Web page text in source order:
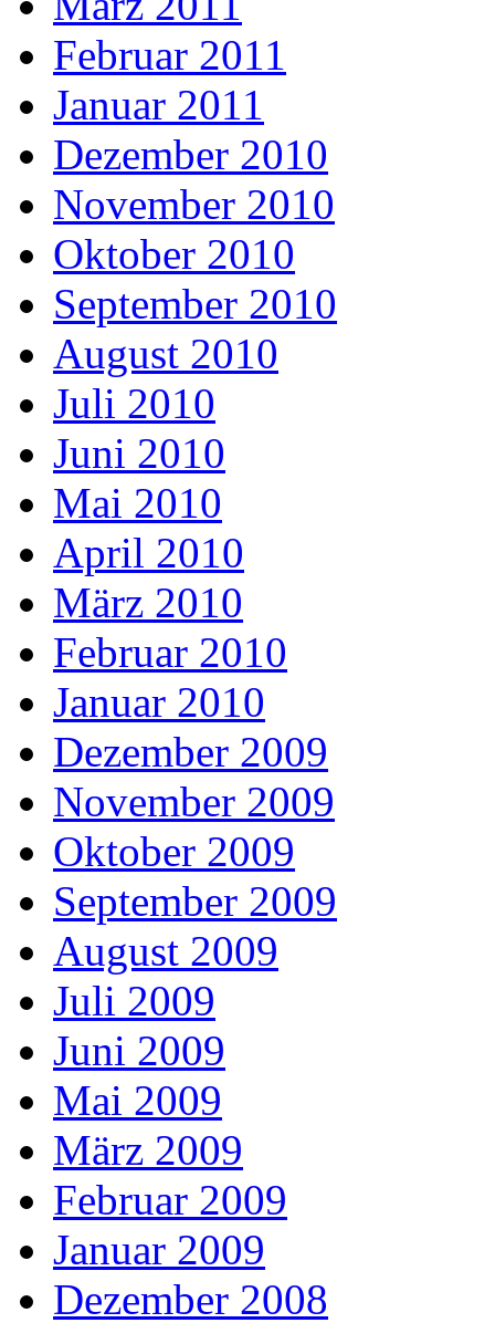
Februar 2011
Januar 2011
Dezember 2010
November 2010
Oktober 2010
September 2010
August 2010
Juli 2010
Juni 2010
Mai 2010
April 2010
März 2010
Februar 2010
Januar 2010
Dezember 2009
November 2009
Oktober 2009
September 2009
August 2009
Juli 2009
Juni 2009
Mai 2009
März 2009
Februar 2009
Januar 2009
Dezember 2008